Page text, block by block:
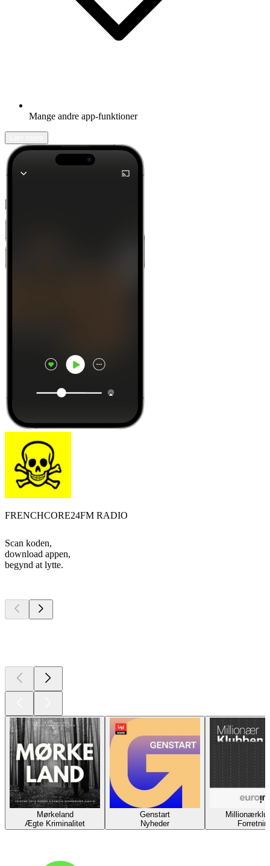
Mange andre app-funktioner
FRENCHCORE24FM RADIO
Scan koden,
download appen,
begynd at lytte.
Mørkeland
Ægte Kriminalitet
Genstart
Nyheder